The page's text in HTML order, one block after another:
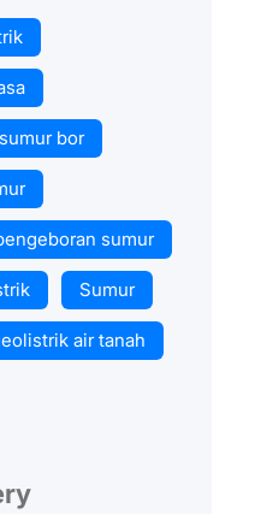
bor
sumur
Sumur
air tanah